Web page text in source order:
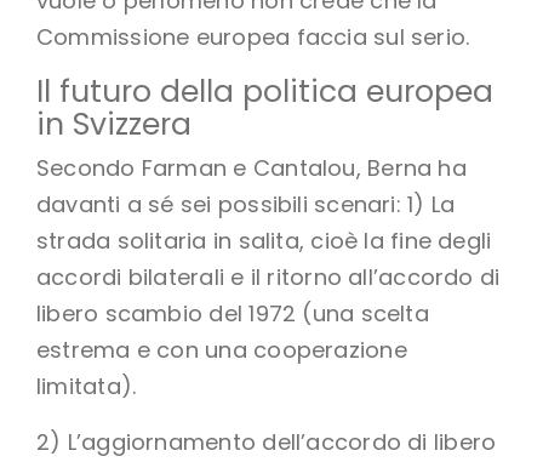
Commissione europea faccia sul serio.
Il futuro della politica europea
in Svizzera
Secondo Farman e Cantalou, Berna ha
davanti a sé sei possibili scenari: 1) La
strada solitaria in salita, cioè la fine degli
accordi bilaterali e il ritorno all’accordo di
libero scambio del 1972 (una scelta
estrema e con una cooperazione
limitata).
2) L’aggiornamento dell’accordo di libero